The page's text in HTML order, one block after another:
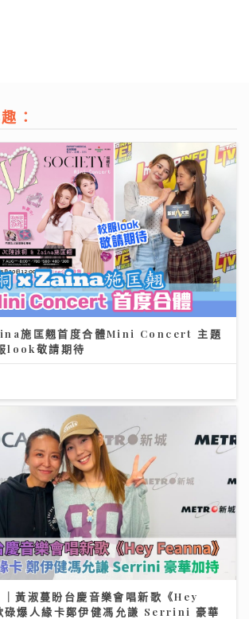
：
施匡翹首度合體Mini Concert 主題
look敬請期待
｜黃淑蔓盼台慶音樂會唱新歌《Hey
爆人緣卡鄭伊健馮允謙 Serrini 豪華
落屬健康現象
『Chur』到行》｜袁文傑憶亡母病榻
回到《家有囍事》與張國榮Selfie